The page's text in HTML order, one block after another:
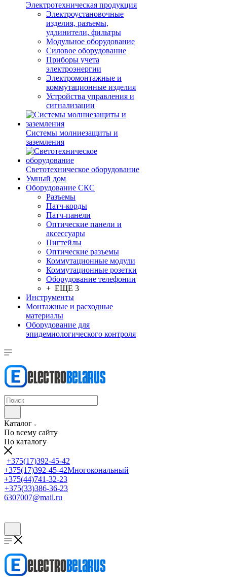
Электротехническая продукция
Электроустановочные
изделия, разъемы,
удлинители, фильтры
Модульное оборудование
Силовое оборудование
Приборы учета
электроэнергии
Электромонтажные и
коммутационные изделия
Устройства управления и
сигнализации
Системы молниезащиты и
заземления
Светотехническое оборудование
Умный дом
Оборудование СКС
Разъемы
Патч-корды
Патч-панели
Оптические панели и
аксессуары
Пигтейлы
Оптические разъемы
Коммутационные модули
Коммутационные розетки
Оборудование телефонии
+ ЕЩЕ 3
Инструменты
Монтажные и расходные
материалы
Оборудование для
эпидемиологического контроля
Каталог
По всему сайту
По каталогу
+375(17)392-45-42
+375(17)392-45-42Многокональный
+375(44)741-32-23
+375(33)386-36-23
6307007@mail.ru